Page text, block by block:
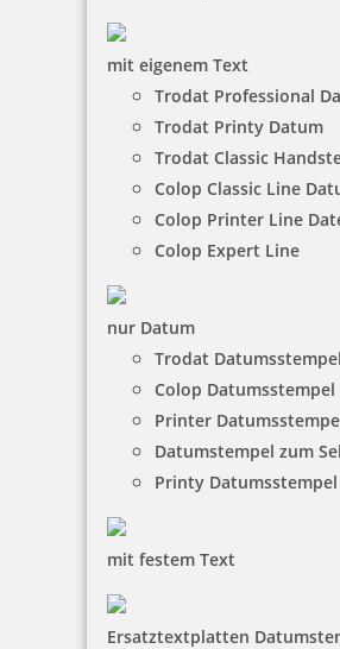
mit eigenem Text
Trodat Professional
Trodat Printy Datum
Trodat Classic
Colop Classic Line
Colop Printer Line
Colop Expert Line
nur Datum
Trodat Datumsstempel
Colop Datumsstempel
Printer
Datumstempel zum
Printy Datumsstempel
mit festem Text
Ersatztextplatten
36,65 €